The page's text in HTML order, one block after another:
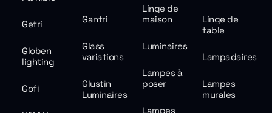
Gantri
Getri
Glass
variations
Globen
lighting
Glustin
Luminaires
Gofi
Linge de
maison
Linge de
table
Luminaires
Lampadaires
Lampes à
poser
Lampes
murales
Lampes